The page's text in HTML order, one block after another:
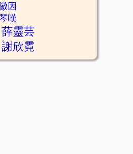
因
嘆
薛靈芸
謝欣霓